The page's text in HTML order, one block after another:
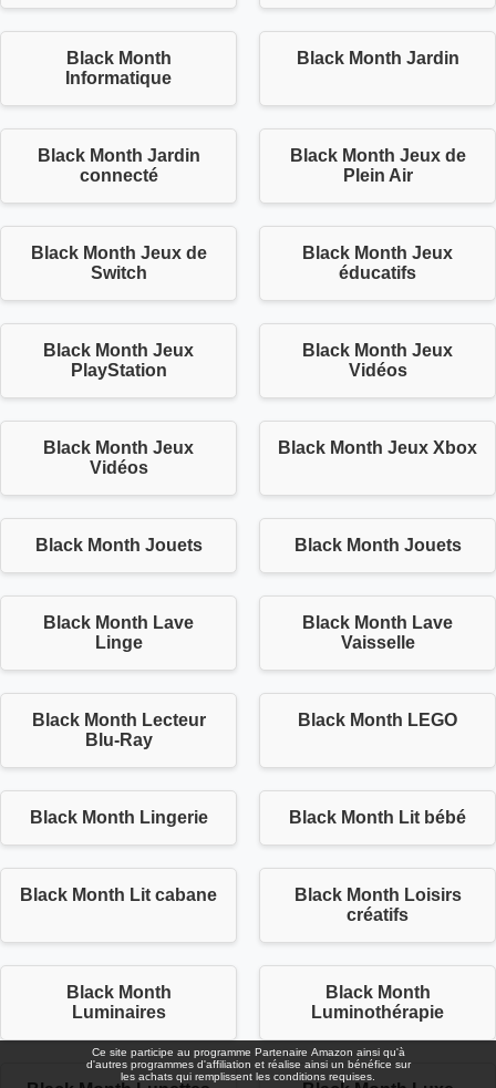
Black Month
Informatique
Black Month Jardin
Black Month Jardin
connecté
Black Month Jeux de
Plein Air
Black Month Jeux de
Switch
Black Month Jeux
éducatifs
Black Month Jeux
PlayStation
Black Month Jeux
Vidéos
Black Month Jeux
Vidéos
Black Month Jeux Xbox
Black Month Jouets Black Month Jouets
Black Month Lave
Linge
Black Month Lave
Vaisselle
Black Month Lecteur
Blu-Ray
Black Month LEGO
Black Month Lingerie Black Month Lit bébé
Black Month Lit cabane
Black Month Loisirs
créatifs
Black Month
Luminaires
Black Month
Luminothérapie
Ce site participe au programme Partenaire Αmazοn ainsi qu'à
d'autres programmes d'affiliation et réalise ainsi un bénéfice sur
les achats qui remplissent les conditions requises.